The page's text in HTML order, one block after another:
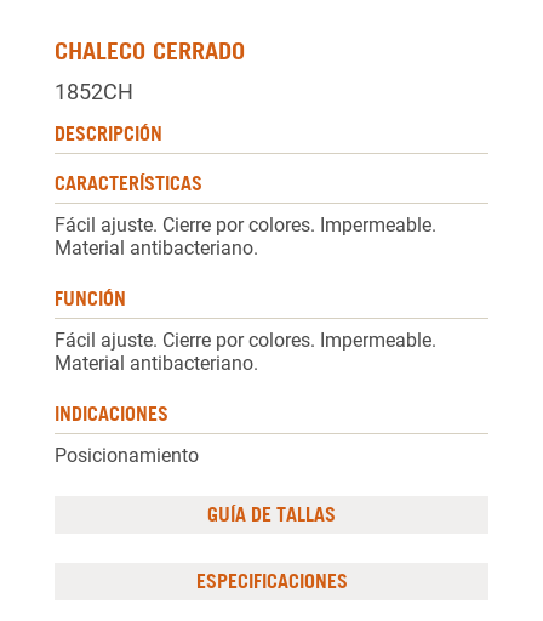
CHALECO CERRADO
1852CH
DESCRIPCIÓN
CARACTERÍSTICAS
Fácil ajuste. Cierre por colores. Impermeable.
Material antibacteriano.
FUNCIÓN
Fácil ajuste. Cierre por colores. Impermeable.
Material antibacteriano.
INDICACIONES
Posicionamiento
GUÍA DE TALLAS
ESPECIFICACIONES